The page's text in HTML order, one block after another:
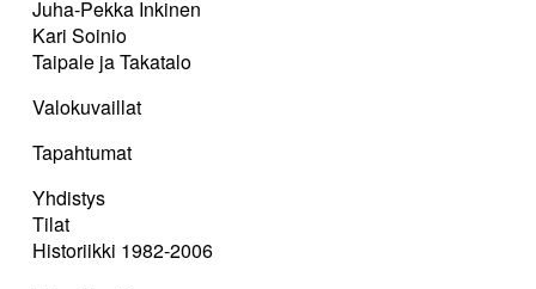
Juha-Pekka Inkinen
Kari Soinio
Taipale ja Takatalo
Valokuvaillat
Tapahtumat
Yhdistys
Tilat
Historiikki 1982-2006